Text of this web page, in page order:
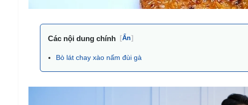
Các nội dung chính [Ẩn]
Bò lát chay xào nấm đùi gà